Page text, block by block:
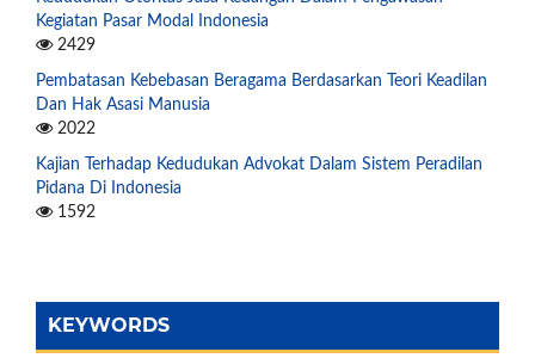
Kegiatan Pasar Modal Indonesia
2429
Pembatasan Kebebasan Beragama Berdasarkan Teori Keadilan
Dan Hak Asasi Manusia
2022
Kajian Terhadap Kedudukan Advokat Dalam Sistem Peradilan
Pidana Di Indonesia
1592
KEYWORDS